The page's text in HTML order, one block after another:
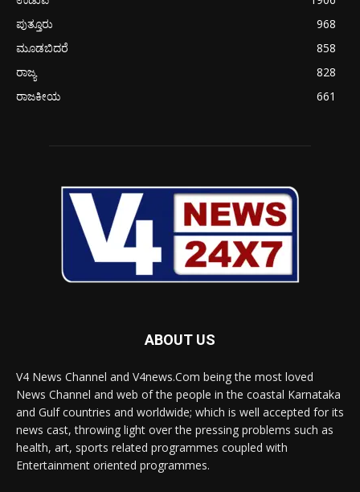
ಪುತ್ತೂರು
968
ಮೂಡಬಿದರೆ
858
ರಾಜ್ಯ
828
ರಾಜಕೀಯ
661
ABOUT US
V4 News Channel and V4news.Com being the most loved
News Channel and web of the people in the coastal Karnataka
and Gulf countries and worldwide; which is well accepted for its
news cast, throwing light over the pressing problems such as
health, art, sports related programmes coupled with
Entertainment oriented programmes.